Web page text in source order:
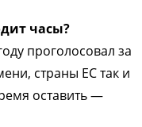
часы?
проголосовал за
страны ЕС так и
оставить —